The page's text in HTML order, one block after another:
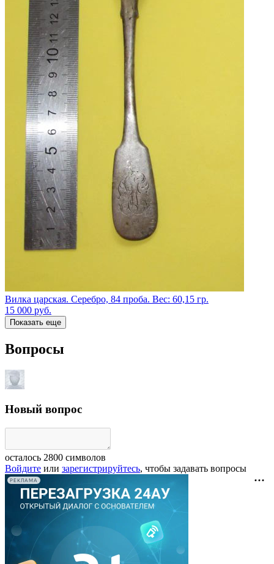
Вилка царская. Серебро, 84 проба. Вес: 60,15 гр.
15 000 руб.
Показать еще
Вопросы
Новый вопрос
осталось 2800 символов
Войдите или зарегистрируйтесь, чтобы задавать вопросы
РЕКЛАМА